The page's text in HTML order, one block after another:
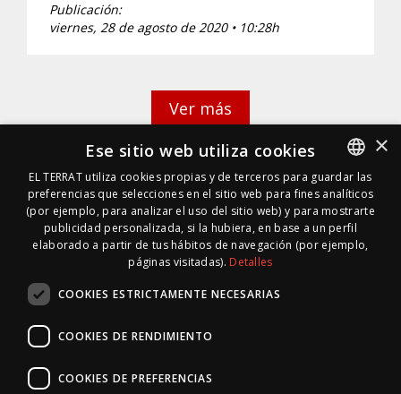
Publicación:
viernes, 28 de agosto de 2020 • 10:28h
Ver más
© 1996 · 2026 * EL TERRAT GESTIONES XXI, S.L.U.
SPANISH
SPANISH
×
Ese sitio web utiliza cookies
EL TERRAT utiliza cookies propias y de terceros para guardar las
preferencias que selecciones en el sitio web para fines analíticos
(por ejemplo, para analizar el uso del sitio web) y para mostrarte
publicidad personalizada, si la hubiera, en base a un perfil
elaborado a partir de tus hábitos de navegación (por ejemplo,
páginas visitadas). Detalles
COOKIES ESTRICTAMENTE NECESARIAS
COOKIES DE RENDIMIENTO
COOKIES DE PREFERENCIAS